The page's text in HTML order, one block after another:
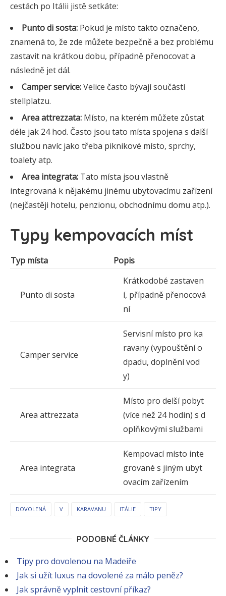
cestách po Itálii jistě setkáte:
Punto di sosta: Pokud je místo takto označeno,
znamená to, že zde můžete bezpečně a bez problému
zastavit na krátkou dobu, případně přenocovat a
následně jet dál.
Camper service:Velice často bývají součástí
stellplatzu.
Area attrezzata: Místo, na kterém můžete zůstat
déle jak 24 hod. Často jsou tato místa spojena s další
službou navíc jako třeba piknikové místo, sprchy,
toalety atp.
Area integrata: Tato místa jsou vlastně
integrovaná k nějakému jinému ubytovacímu zařízení
(nejčastěji hotelu, penzionu, obchodnímu domu atp.).
Typy kempovacích míst
Typ místa Popis
Punto di sosta
Krátkodobé zastaven
í, případně přenocová
ní
Camper service
Servisní místo pro ka
ravany (vypouštění o
dpadu, doplnění vod
y)
Area attrezzata
Místo pro delší pobyt
(více než 24 hodin) s d
oplňkovými službami
Area integrata
Kempovací místo inte
grované s jiným ubyt
ovacím zařízením
DOVOLENÁ V KARAVANU ITÁLIE TIPY
PODOBNÉ ČLÁNKY
Tipy pro dovolenou na Madeiře
Jak si užít luxus na dovolené za málo peněz?
Jak správně vyplnit cestovní příkaz?